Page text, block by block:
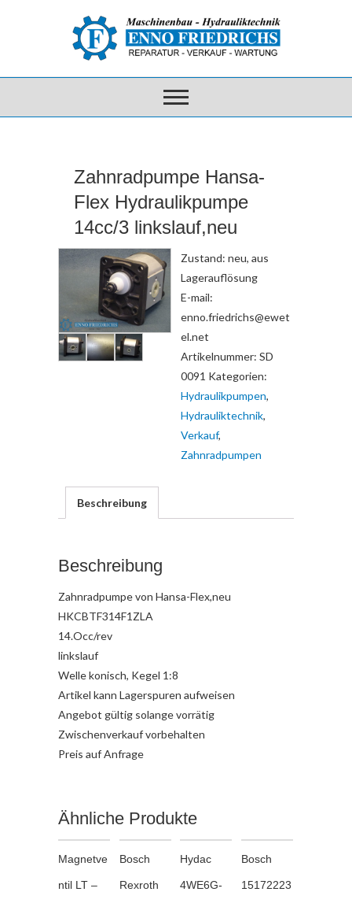
Zahnradpumpe Hansa-
Flex Hydraulikpumpe
14cc/3 linkslauf,neu
Zustand: neu, aus
Lagerauflösung
E-mail:
enno.friedrichs@ewet
el.net
Artikelnummer: SD
0091 Kategorien:
Hydraulikpumpen,
Hydrauliktechnik,
Verkauf,
Zahnradpumpen
Beschreibung
Beschreibung
Zahnradpumpe von Hansa-Flex,neu
HKCBTF314F1ZLA
14.Occ/rev
linkslauf
Welle konisch, Kegel 1:8
Artikel kann Lagerspuren aufweisen
Angebot gültig solange vorrätig
Zwischenverkauf vorbehalten
Preis auf Anfrage
Ähnliche Produkte
Magnetve
ntil LT –
Bosch
Rexroth
Hydac
4WE6G-
Bosch
15172223